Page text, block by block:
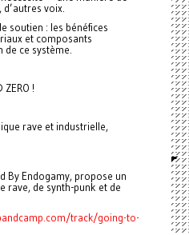
voix.
soutien : les bénéfices
et composants
ce système.
ZERO !
rave et industrielle,
By Endogamy, propose un
rave, de synth-punk et de
track/going-to-